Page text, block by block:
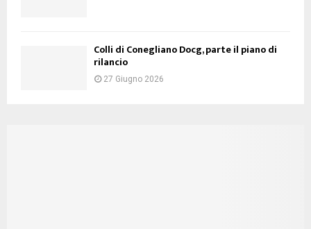
Colli di Conegliano Docg, parte il piano di
rilancio
27 Giugno 2026